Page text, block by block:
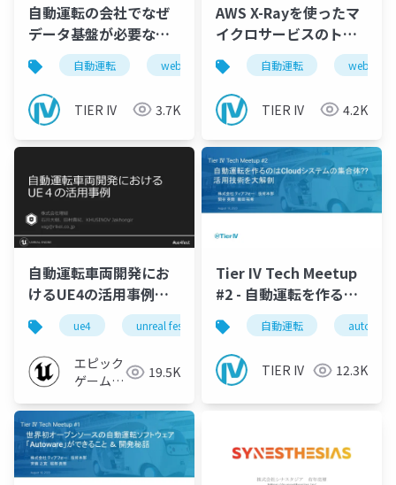
自動運転の会社でなぜ
データ基盤が必要なの
か？そこで今やってい
ること
自動運転 web data autoware
TIER IV 3.7K
AWS X-Rayを使ったマ
イクロサービスのトレ
ーサビリティ向上
自動運転 web
TIER IV 4.2K
自動運転車両開発にお
けるUE4の活用事例
【UNREAL FEST
EXTREME 2020
WINTER】
ue4 unreal fest unreal fest extreme 2020 winter
エピック
ゲームズ
19.5K
Tier IV Tech Meetup
#2 - 自動運転を作るの
はCloudシステムの集
合体?? 活用技術を大解
剖 -
自動運転 autoware
TIER IV 12.3K